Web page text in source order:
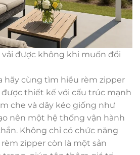
vải được không khi muốn đổi
hãy cùng tìm hiểu rèm zipper
được thiết kế với cấu trúc mạnh
che và dây kéo giống như
nên một hệ thống vận hành
Không chỉ có chức năng
zipper còn là một sản